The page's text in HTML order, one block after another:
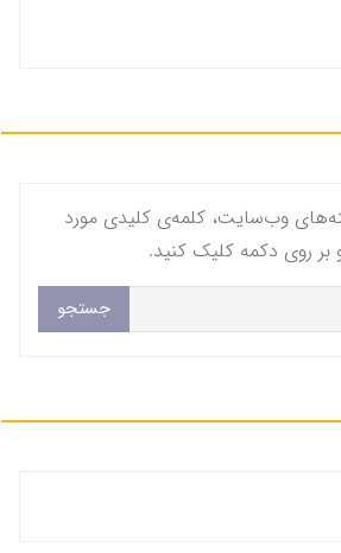
وب‌سایت، کلمه‌ی کلیدی مورد
بر روی دکمه کلیک کنید.
جستجو